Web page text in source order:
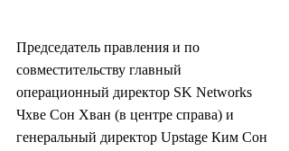
Председатель правления и по
совместительству главный
операционный директор SK Networks
Чхве Сон Хван (в центре справа) и
генеральный директор Upstage Ким Сон